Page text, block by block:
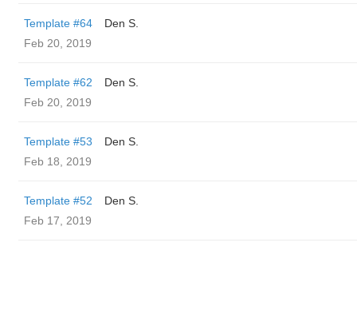
Template #64
Den S.
Feb 20, 2019
Template #62
Den S.
Feb 20, 2019
Template #53
Den S.
Feb 18, 2019
Template #52
Den S.
Feb 17, 2019